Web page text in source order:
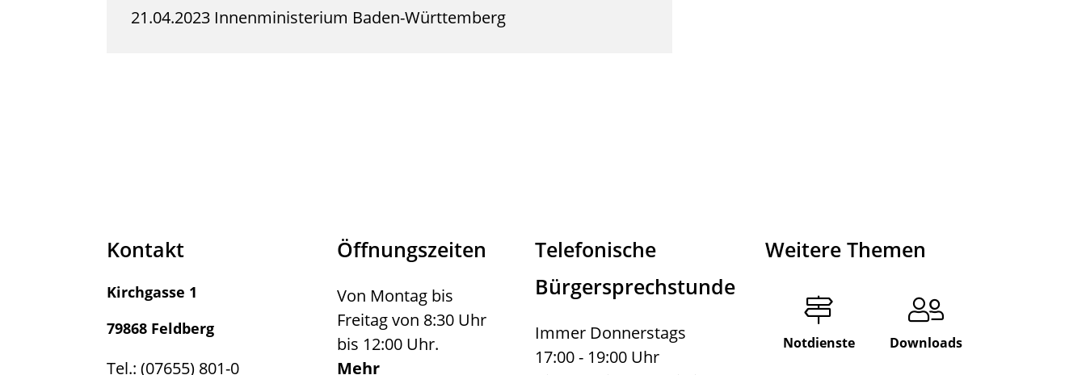
21.04.2023 Innenministerium Baden-Württemberg
Kontakt
Kirchgasse 1
79868 Feldberg
Tel.: (07655) 801-0
Öffnungszeiten
Von Montag bis
Freitag von 8:30 Uhr
bis 12:00 Uhr.
Mehr
Telefonische
Bürgersprechstunde
Immer Donnerstags
17:00 - 19:00 Uhr
Weitere Themen
Notdienste Downloads